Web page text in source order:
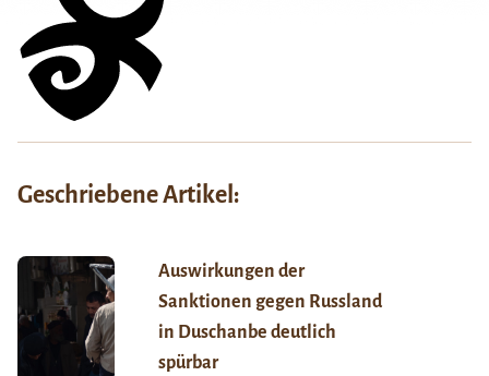
Geschriebene Artikel:
Auswirkungen der
Sanktionen gegen Russland
in Duschanbe deutlich
spürbar